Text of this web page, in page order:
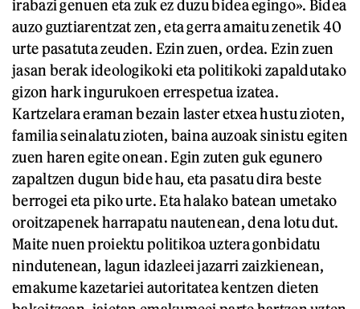
irabazi genuen eta zuk ez duzu bidea egingo». Bidea
auzo guztiarentzat zen, eta gerra amaitu zenetik 40
urte pasatuta zeuden. Ezin zuen, ordea. Ezin zuen
jasan berak ideologikoki eta politikoki zapaldutako
gizon hark ingurukoen errespetua izatea.
Kartzelara eraman bezain laster etxea hustu zioten,
familia seinalatu zioten, baina auzoak sinistu egiten
zuen haren egite onean. Egin zuten guk egunero
zapaltzen dugun bide hau, eta pasatu dira beste
berrogei eta piko urte. Eta halako batean umetako
oroitzapenek harrapatu nautenean, dena lotu dut.
Maite nuen proiektu politikoa uztera gonbidatu
nindutenean, lagun idazleei jazarri zaizkienean,
emakume kazetariei autoritatea kentzen dieten